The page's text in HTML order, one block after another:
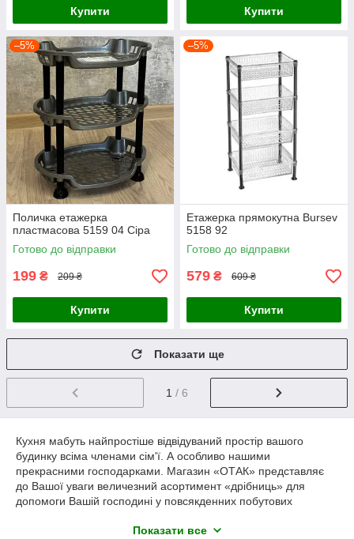
Купити Купити
–5%
Поличка етажерка
пластмасова 5159 04 Сіра
Готово до відправки
199 ₴ 209 ₴
Купити
–5%
Етажерка прямокутна Bursev
5158 92
Готово до відправки
579 ₴ 609 ₴
Купити
Показати ще
1 / 6
Кухня мабуть найпростіше відвідуваний простір вашого
будинку всіма членами сім'ї. А особливо нашими
прекрасними господарками. Магазин «ОТАК» представляє
до Вашої уваги величезний асортимент «дрібниць» для
допомоги Вашій господині у повсякденних побутових
Хліб - основний і мабуть головний продукт загальної культури
Показати все